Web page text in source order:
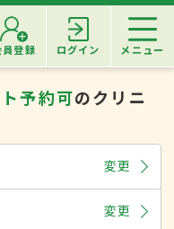
員登録 ログイン メニュー
予約可のクリニ
変更
変更